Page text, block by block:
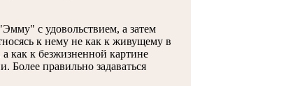
с удовольствием, а затем
к нему не как к живущему в
как к безжизненной картине
Более правильно задаваться